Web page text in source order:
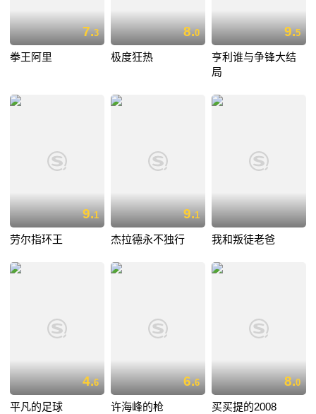
7.3
拳王阿里
8.0
极度狂热
9.5
亨利谁与争锋大结
局
9.1
劳尔指环王
9.1
杰拉德永不独行 我和叛徒老爸
4.6
平凡的足球
6.6
许海峰的枪
8.0
买买提的2008